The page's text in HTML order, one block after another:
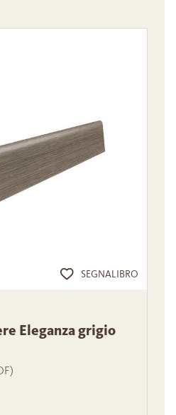
SEGNALIBRO
Eleganza grigio